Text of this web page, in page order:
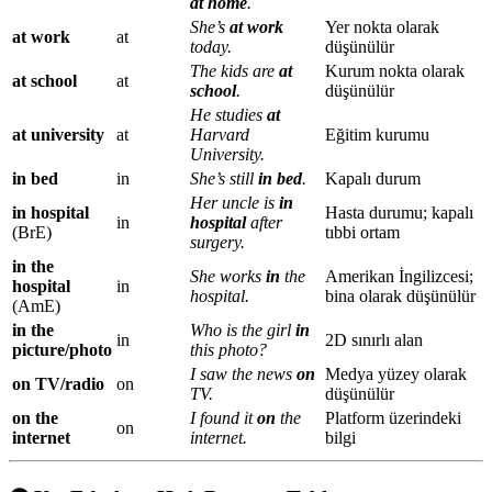
at work at
She’s at work
today.
Yer nokta olarak
düşünülür
at school
at
The kids are at
school.
Kurum nokta olarak
düşünülür
at university at
He studies at
Harvard
University.
Eğitim kurumu
in bed in She’s still in bed.
Kapalı durum
in hospital
(BrE)
in
Her uncle is in
hospitalafter
surgery.
Hasta durumu; kapalı
tıbbi ortam
in the
hospital
(AmE)
in
She works in the
hospital.
Amerikan İngilizcesi;
bina olarak düşünülür
in the
picture/photo
in
Who is the girl in
this photo?
2D sınırlı alan
on TV/radio on
I saw the news on
TV.
Medya yüzey olarak
düşünülür
on the
internet
on
I found iton the
internet.
Platform üzerindeki
bilgi